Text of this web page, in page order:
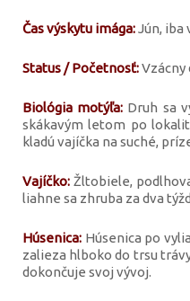
Čas výskytu imága:Jún, iba
Status / Početnosť:Vzácny
Biológia motýľa: Druh sa
skákavým letom po
kladú vajíčka na suché,
Vajíčko: Žltobiele,
liahne sa zhruba za dva
Húsenica: Húsenica po
zalieza hlboko do trsu
dokončuje svoj vývoj.